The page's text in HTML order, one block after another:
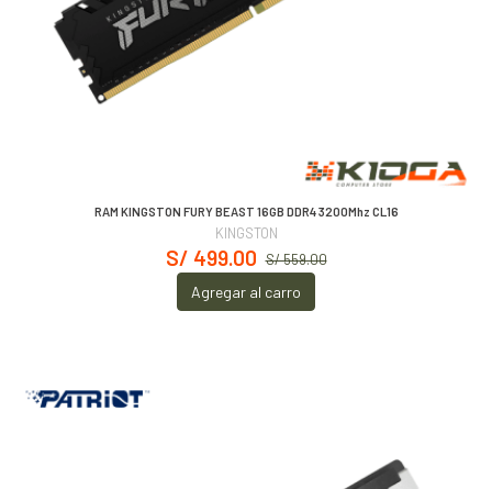
RAM KINGSTON FURY BEAST 16GB DDR4 3200Mhz CL16
KINGSTON
S/ 559.00
S/ 499.00
Agregar al carro